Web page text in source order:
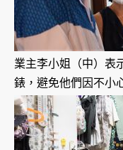
業主李小姐（中）表
錶，避免他們因不小